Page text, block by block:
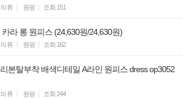
류 원팡 조회 151
라 롱 원피스 (24,630원/24,630원)
류 원팡 조회 162
본탈부착 배색디테일 A라인 원피스 dress op3052
류 원팡 조회 244